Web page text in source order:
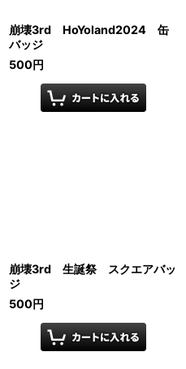
崩壊3rd HoYoland2024 缶
バッジ
500円
崩壊3rd 生誕祭 スクエアバッ
ジ
500円